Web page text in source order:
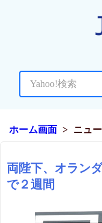
ホーム画面 ニュ
両陛下、オラン
で２週間